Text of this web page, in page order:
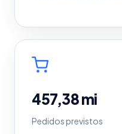
457,38 mi
Pedidos previstos